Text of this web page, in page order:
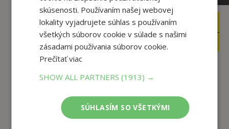
4,95€
4 ,70
Sudoku stredne
autor neuvedený
Krížovky 4682
Na sklade
skúsenosti. Používaním našej webovej
lokality vyjadrujete súhlas s používaním
všetkých súborov cookie v súlade s našimi
zásadami používania súborov cookie.
Prečítať viac
SHOW ALL PARTNERS(1913) →
SÚHLASÍM SO VŠETKÝMI